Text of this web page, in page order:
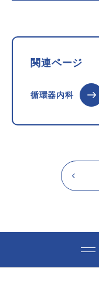
関連ページ
循環器内科